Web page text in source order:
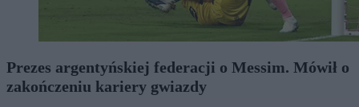
Prezes argentyńskiej federacji o Messim. Mówił o
zakończeniu kariery gwiazdy